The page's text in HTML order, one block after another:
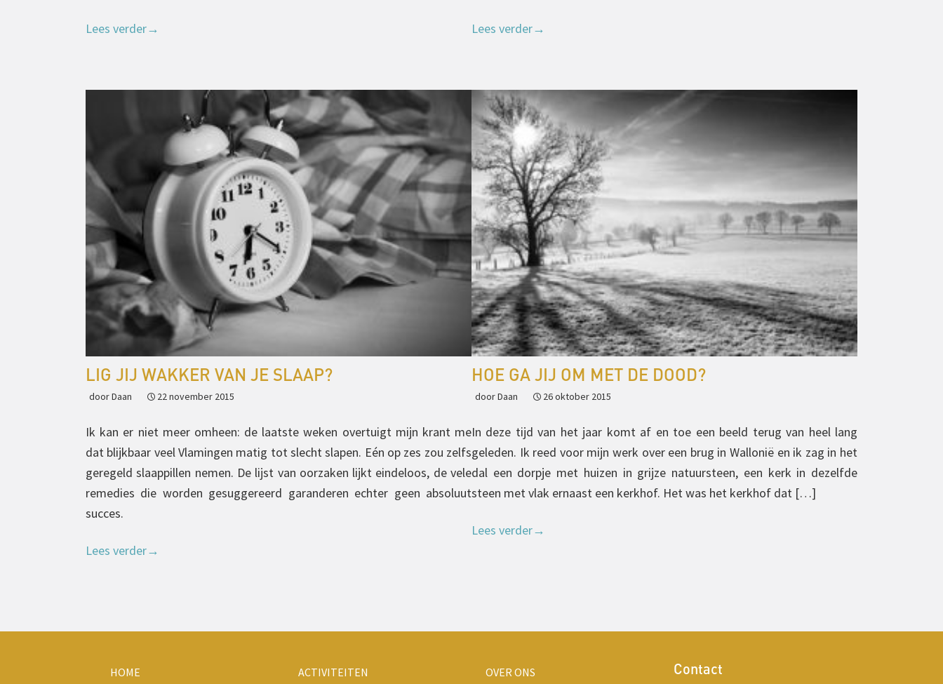
Lees verder→ Lees verder→
LIG JIJ WAKKER VAN JE SLAAP?
door Daan 22 november 2015
Ik kan er niet meer omheen: de laatste weken overtuigt mijn krant me
dat blijkbaar veel Vlamingen matig tot slecht slapen. Eén op zes zou zelfs
geregeld slaappillen nemen. De lijst van oorzaken lijkt eindeloos, de vele
remedies die worden gesuggereerd garanderen echter geen absoluut
succes.
Lees verder→
HOE GA JIJ OM MET DE DOOD?
door Daan 26 oktober 2015
In deze tijd van het jaar komt af en toe een beeld terug van heel lang
geleden. Ik reed voor mijn werk over een brug in Wallonië en ik zag in het
dal een dorpje met huizen in grijze natuursteen, een kerk in dezelfde
steen met vlak ernaast een kerkhof. Het was het kerkhof dat […]
Lees verder→
HOME ACTIVITEITEN OVER ONS Contact